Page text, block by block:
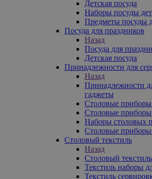
Детская посуда
Наборы посуды
Предметы посуды
Посуда для праздников
Назад
Посуда для
Детская посуда
Принадлежности для
Назад
Принадлежности
гаджеты
Столовые
Столовые
Наборы столовых
Столовые
Столовый текстиль
Назад
Столовый текстиль
Текстиль наборы
Текстиль